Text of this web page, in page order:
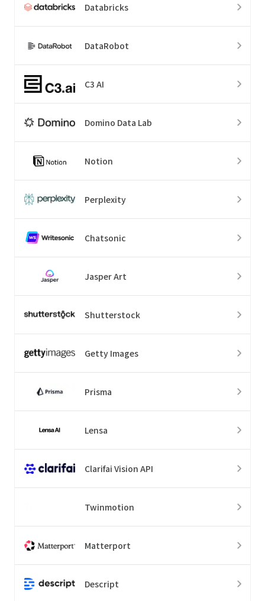
Databricks
DataRobot
C3 AI
Domino Data Lab
Notion
Perplexity
Chatsonic
Jasper Art
Shutterstock
Getty Images
Prisma
Lensa
Clarifai Vision API
Twinmotion
Matterport
Descript